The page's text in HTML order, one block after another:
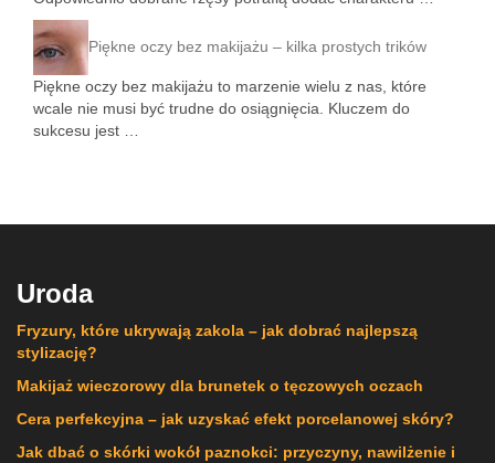
Piękne oczy bez makijażu – kilka prostych trików
Piękne oczy bez makijażu to marzenie wielu z nas, które
wcale nie musi być trudne do osiągnięcia. Kluczem do
sukcesu jest …
Uroda
Fryzury, które ukrywają zakola – jak dobrać najlepszą
stylizację?
Makijaż wieczorowy dla brunetek o tęczowych oczach
Cera perfekcyjna – jak uzyskać efekt porcelanowej skóry?
Jak dbać o skórki wokół paznokci: przyczyny, nawilżenie i